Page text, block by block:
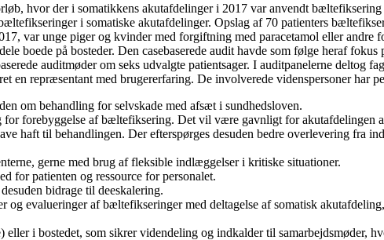
hvor der i somatikkens akutafdelinger i 2017 var anvendt
i somatiske akutafdelinger. Opslag af 70 patienters
var unge piger og kvinder med forgiftning med paracetamol eller andre
boede på bosteder. Den casebaserede audit havde som følge heraf
auditmøder om seks udvalgte patientsager. I auditpanelerne deltog
en repræsentant med brugererfaring. De involverede videnspersoner har
om behandling for selvskade med afsæt i sundhedsloven.
forebyggelse af bæltefiksering. Det vil være gavnligt for akutafdelingen
haft til behandlingen. Der efterspørges desuden bedre overlevering fra
gerne med brug af fleksible indlæggelser i kritiske situationer.
for patienten og ressource for personalet.
bidrage til deeskalering.
og evalueringer af bæltefikseringer med deltagelse af somatisk
i bostedet, som sikrer videndeling og indkalder til samarbejdsmøder,